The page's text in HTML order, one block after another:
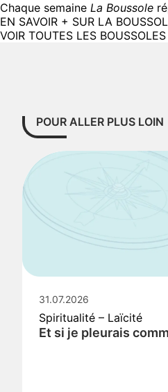
Chaque semaine La Boussole
EN SAVOIR + SUR LA
VOIR TOUTES LES BOUSSOLES
POUR ALLER PLUS LOIN
31.07.2026
Spiritualité – Laïcité
Et si je pleurais